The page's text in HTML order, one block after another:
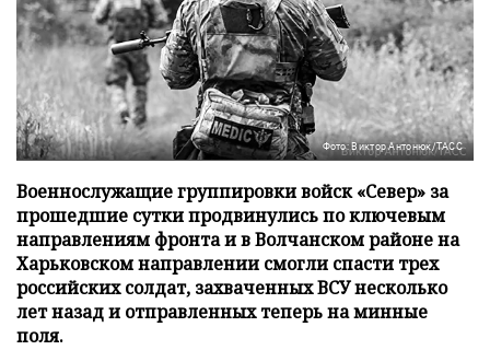
Фото: Виктор Антонюк/ТАСС
Военнослужащие группировки войск «Север» за
прошедшие сутки продвинулись по ключевым
направлениям фронта и в Волчанском районе на
Харьковском направлении смогли спасти трех
российских солдат, захваченных ВСУ несколько
лет назад и отправленных теперь на минные
поля.